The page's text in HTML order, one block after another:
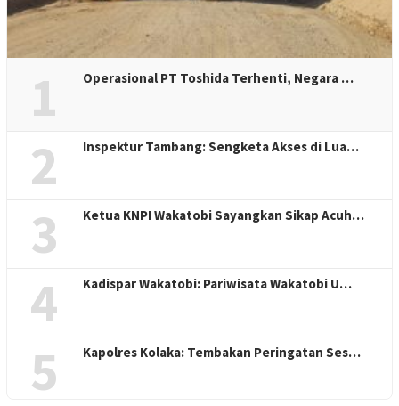
1 Operasional PT Toshida Terhenti, Negara …
2 Inspektur Tambang: Sengketa Akses di Lua…
3 Ketua KNPI Wakatobi Sayangkan Sikap Acuh…
4 Kadispar Wakatobi: Pariwisata Wakatobi U…
5 Kapolres Kolaka: Tembakan Peringatan Ses…